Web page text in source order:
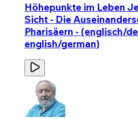
Höhepunkte im Leben
Sicht - Die
Pharisäern - (englisch/
english/german)